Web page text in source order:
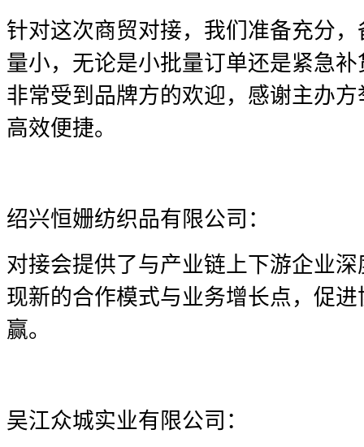
针对这次商贸对接，我们准备充分
量小，无论是小批量订单还是紧急
非常受到品牌方的欢迎，感谢主办
高效便捷。
绍兴恒姗纺织品有限公司：
对接会提供了与产业链上下游企业
现新的合作模式与业务增长点，促
赢。
吴江众城实业有限公司：